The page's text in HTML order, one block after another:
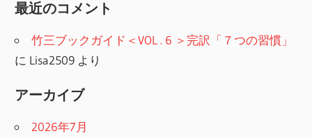
最近のコメント
竹三ブックガイド＜VOL . 6 ＞完訳「７つの習慣」
に Lisa2509 より
アーカイブ
2026年7月